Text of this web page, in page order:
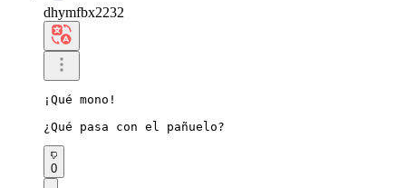
dhymfbx2232
¡Qué mono!
¿Qué pasa con el pañuelo?
0